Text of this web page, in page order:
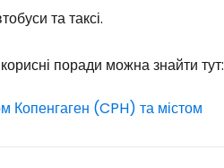
та таксі.
поради можна знайти тут:
Копенгаген (CPH) та містом